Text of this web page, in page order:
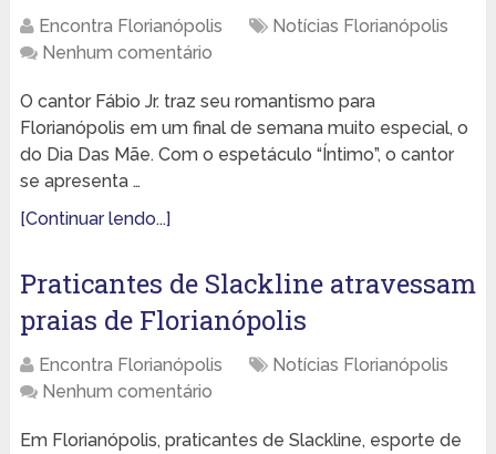
Encontra Florianópolis
Notícias Florianópolis
Nenhum comentário
O cantor Fábio Jr. traz seu romantismo para
Florianópolis em um final de semana muito especial, o
do Dia Das Mãe. Com o espetáculo “Íntimo”, o cantor
se apresenta …
[Continuar lendo...]
Praticantes de Slackline atravessam
praias de Florianópolis
Encontra Florianópolis
Notícias Florianópolis
Nenhum comentário
Em Florianópolis, praticantes de Slackline, esporte de